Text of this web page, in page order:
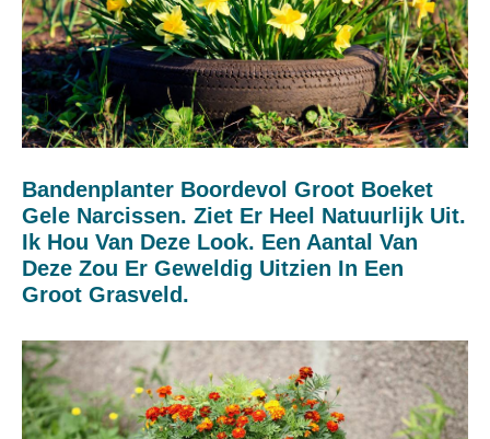
Bandenplanter Boordevol Groot Boeket
Gele Narcissen. Ziet Er Heel Natuurlijk Uit.
Ik Hou Van Deze Look. Een Aantal Van
Deze Zou Er Geweldig Uitzien In Een
Groot Grasveld.